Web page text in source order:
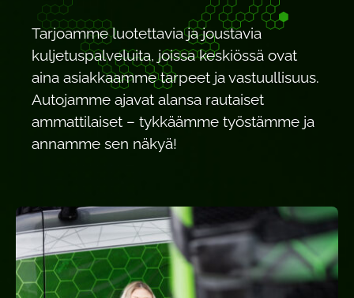
Tarjoamme luotettavia ja joustavia
kuljetuspalveluita, joissa keskiössä ovat
aina asiakkaamme tarpeet ja vastuullisuus.
Autojamme ajavat alansa rautaiset
ammattilaiset – tykkäämme työstämme ja
annamme sen näkyä!